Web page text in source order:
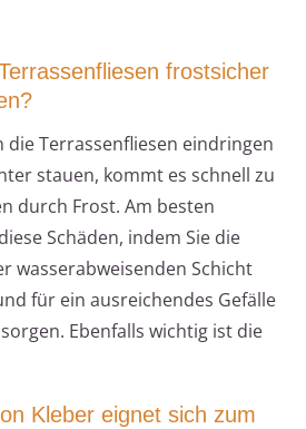
frostsicher
die Terrassenfliesen eindringen
stauen, kommt es schnell zu
durch Frost. Am besten
Schäden, indem Sie die
wasserabweisenden Schicht
für ein ausreichendes Gefälle
Ebenfalls wichtig ist die
Kleber eignet sich zum